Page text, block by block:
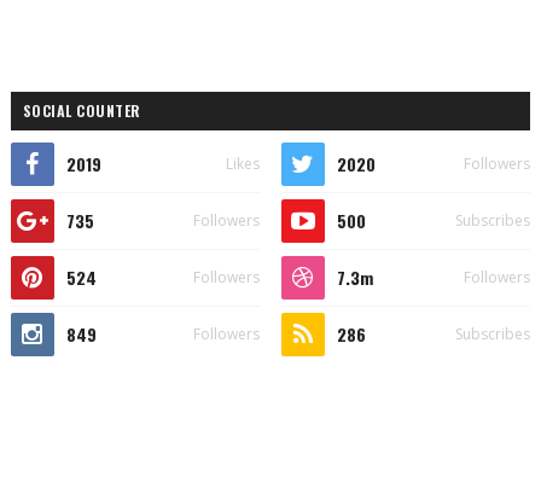
SOCIAL COUNTER
2019 Likes 2020 Followers
735 Followers 500 Subscribes
524 Followers 7.3m Followers
849 Followers 286 Subscribes